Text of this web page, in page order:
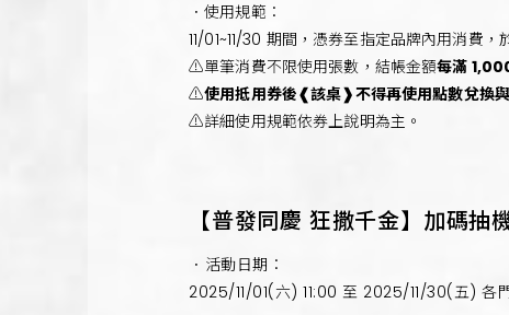
．使用規範：
11/01~11/30 期間，憑券至指定品牌內用消費，
⚠️單筆消費不限使用張數，結帳金額每滿
⚠️使用抵用券後❰該桌❱不得再使用點數兌換
⚠️詳細使用規範依券上說明為主。
【普發同慶 狂撒千金】加碼抽
．活動日期：
2025/11/01(六) 11:00 至 2025/11/30(五) 各